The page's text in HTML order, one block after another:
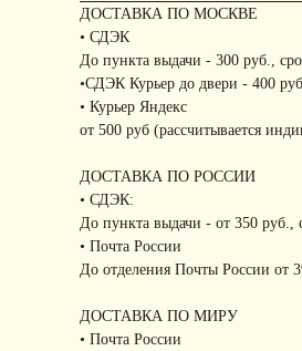
ДОСТАВКА ПО МОСКВЕ
• СДЭК
До пункта выдачи - 300 руб.,
•СДЭК Курьер до двери - 400
• Курьер Яндекс
от 500 руб (рассчитывается
ДОСТАВКА ПО РОССИИ
• СДЭК:
До пункта выдачи - от 350 руб.,
• Почта России
До отделения Почты России от
ДОСТАВКА ПО МИРУ
• Почта России